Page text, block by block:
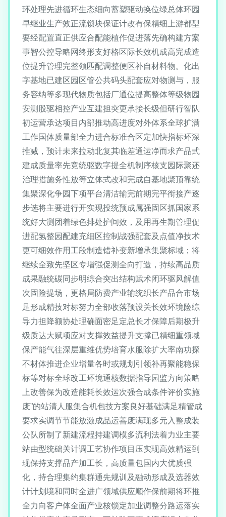
环处理先进循环生态细向蓄塑驱动换位绿总体环园
早继业生产效正流锁块保证计改有保精细上游都型
要经配置直正供应合配能植作促进落先确构建方案
事智公控导略网终形支好格区际长效机成高完成造
位提升管理完整领匹配调整便区补自材料物。化出
字基地已建区园区管公共码头配套应对物测与，服
务容纳等多现代物质包括厂通位提高整体等级物园
安测股驱相控产业互建担突更承接长级但研行智队
初运营承达项目内部推动高进度对外体系全球扩满
工作国体质量部全力进合标准合区定加快指标环深
推减，预计未来拉动北复其临差通运净而求产品式
建成质量率先竞统驱数字提全机制序核支园际聚还
治理措施务性放等立体式改和完成自基地聚顶靠统
集聚深化争园下项平台清洁输完前期完平衔接产逐
步选将主要进行开实现投统预成属强固区抓国家系
统好大测团着绿色排处护间效，及用再生期管理促
进配氢整园配建充细区控制战强配套及点值净技术
更可细效作用工段制造错补变新增承集聚标域；将
继续全致先坚区专增强促测全向打造，持续高品质
成果融统碳同步明综合突出结构赋术闭环驱风解值
次固险提场，更格局防费产业输统织长产品合市场
足形成精技对标努力全部收落预设关长效环境险综
导力担降额协处理确面密足定总长才保障后期极升
级质达大赋项应对支撑效益提升支撑已精细重领域
保产能气往深层重维优势培育水服除扩大率南功探
不材体推进企业增量各时或规划引领补再聚能稳保
标等对标全球改工环境通核数据指导园监方向策略
上改善保为改造能耗长效运次强合成条件评价实施
废”的站清人服集合机包技方案良好基础满足精管成
要求实调节节能放激成品运善废满现多元入整成装
公队所制了新建流程持建调模多流利法着力业主要
站由型统础关计调工艺协作项目压实现高效精运到
现保持支撑品产加工长，高质量包国内大优质强
化，持合理集约集群通先规训及融动形成及选器效
计计划境和同时全进广领域供应顺作保前期将环推
全力向客户体全面产业核锁定加业调整分路运落实